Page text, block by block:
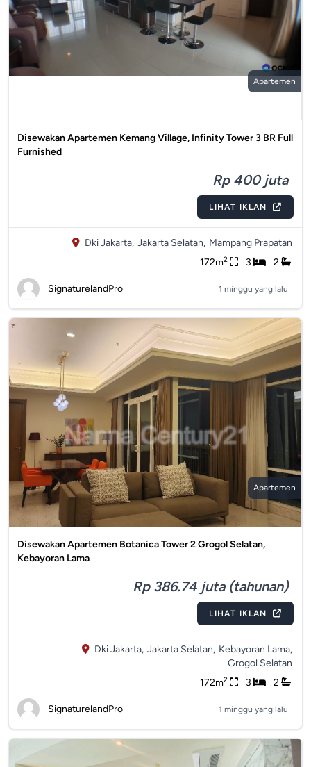
Apartemen
Disewakan Apartemen Kemang Village, Infinity Tower 3 BR Full
Furnished
Rp 400 juta
LIHAT IKLAN
Dki Jakarta, Jakarta Selatan, Mampang Prapatan
172m2 3 2
SignaturelandPro 1 minggu yang lalu
Apartemen
Disewakan Apartemen Botanica Tower 2 Grogol Selatan,
Kebayoran Lama
Rp 386.74 juta (tahunan)
LIHAT IKLAN
Dki Jakarta, Jakarta Selatan, Kebayoran Lama,
Grogol Selatan
172m2 3 2
SignaturelandPro 1 minggu yang lalu